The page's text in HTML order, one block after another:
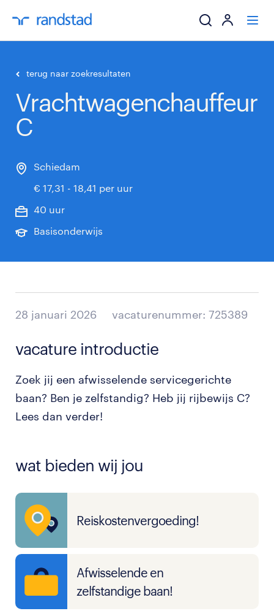
werkgevers
terug naar zoekresultaten
Vrachtwagenchauffeur
C
Schiedam
€ 17,31 - 18,41 per uur
40 uur
Basisonderwijs
28 januari 2026 vacaturenummer: 725389
vacature introductie
Zoek jij een afwisselende servicegerichte
baan? Ben je zelfstandig? Heb jij rijbewijs C?
Lees dan verder!
wat bieden wij jou
Reiskostenvergoeding!
Afwisselende en
zelfstandige baan!